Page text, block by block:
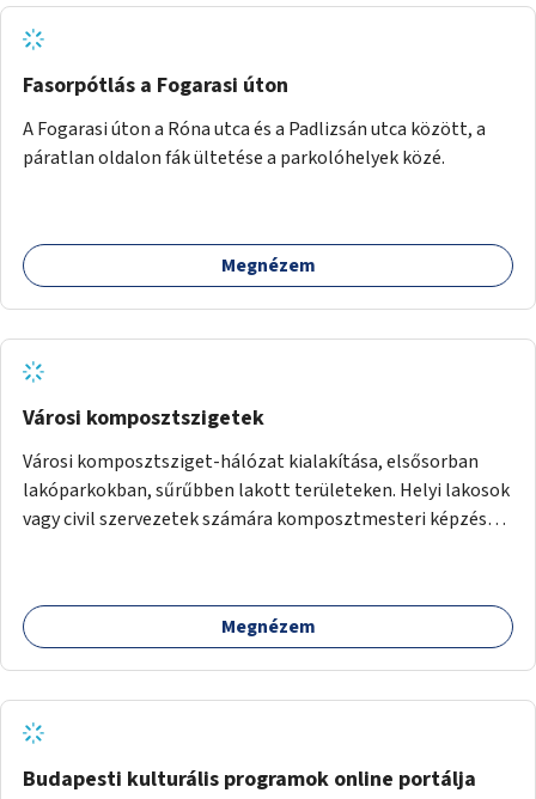
Fasorpótlás a Fogarasi úton
A Fogarasi úton a Róna utca és a Padlizsán utca között, a
páratlan oldalon fák ültetése a parkolóhelyek közé.
Megnézem
Városi komposztszigetek
Városi komposztsziget-hálózat kialakítása, elsősorban
lakóparkokban, sűrűbben lakott területeken. Helyi lakosok
vagy civil szervezetek számára komposztmesteri képzés
Megnézem
Budapesti kulturális programok online portálja